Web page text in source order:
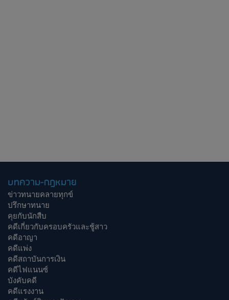
บทความ-กฎหมาย
ข่าวทนายคลายทุกข์
ปรึกษาทนาย
คุยกับนักสืบ
คดีเกี่ยวกับครอบครัวและชู้สาว
คดีอาญา
คดีแพ่ง
คดีสถาบันการเงิน
คดีไฟแนนซ์
บังคับคดี
คดีแรงงาน